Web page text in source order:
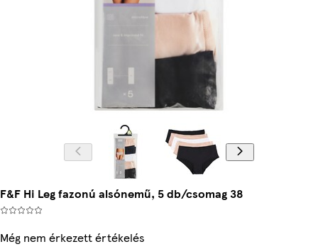
F&F Hi Leg fazonú alsónemű, 5 db/csomag 38
Még nem érkezett értékelés